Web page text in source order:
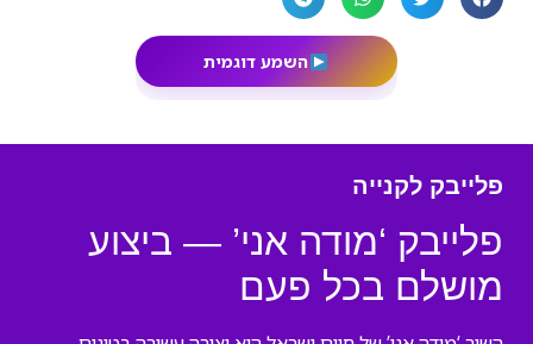
השמע דוגמית
פלייבק לקנייה
פלייבק ‘מודה אני’ — ביצוע
מושלם בכל פעם